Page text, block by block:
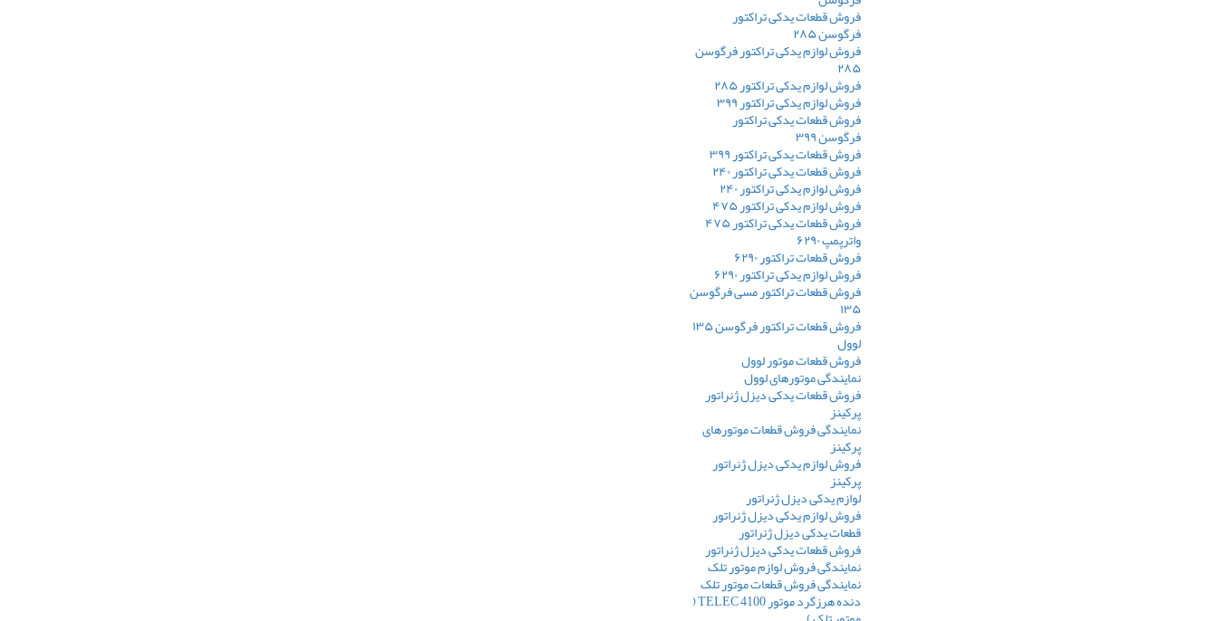
فروش قطعات یدکی تراکتور
فرگوسن ۲۸۵
فروش لوازم یدکی تراکتور فرگوسن
۲۸۵
فروش لوازم یدکی تراکتور ۲۸۵
فروش لوازم یدکی تراکتور ۳۹۹
فروش قطعات یدکی تراکتور
فرگوسن ۳۹۹
فروش قطعات یدکی تراکتور ۳۹۹
فروش قطعات یدکی تراکتور ۲۴۰
فروش لوازم یدکی تراکتور ۲۴۰
فروش لوازم یدکی تراکتور ۴۷۵
فروش قطعات یدکی تراکتور ۴۷۵
واترپمپ ۶۲۹۰
فروش قطعات تراکتور ۶۲۹۰
فروش لوازم یدکی تراکتور ۶۲۹۰
فروش قطعات تراکتور مسی فرگوسن
۱۳۵
فروش قطعات تراکتور فرگوسن ۱۳۵
لوول
فروش قطعات موتور لوول
نمایندگی موتورهای لوول
فروش قطعات یدکی دیزل ژنراتور
پرکینز
نمایندگی فروش قطعات موتورهای
پرکینز
فروش لوازم یدکی دیزل ژنراتور
پرکینز
لوازم یدکی دیزل ژنراتور
فروش لوازم یدکی دیزل ژنراتور
قطعات یدکی دیزل ژنراتور
فروش قطعات یدکی دیزل ژنراتور
نمایندگی فروش لوازم موتور تلک
نمایندگی فروش قطعات موتور تلک
دنده هرزگرد موتور TELEC 4100 (